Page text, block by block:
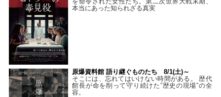
本当にあった知られざる真実
原爆資料館 語り継ぐものたち 8/1(土)～
そこには、忘れてはいけない時間がある。 歴代
館長が命を削って守り続けた”歴史の現場”の全
容。